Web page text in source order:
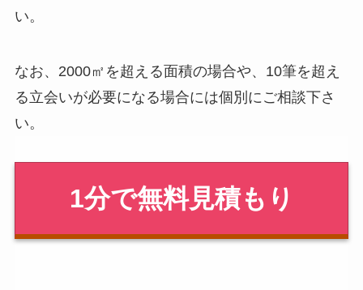
い。
なお、2000㎡を超える面積の場合や、10筆を超え
る立会いが必要になる場合には個別にご相談下さ
い。
1分で無料見積もり